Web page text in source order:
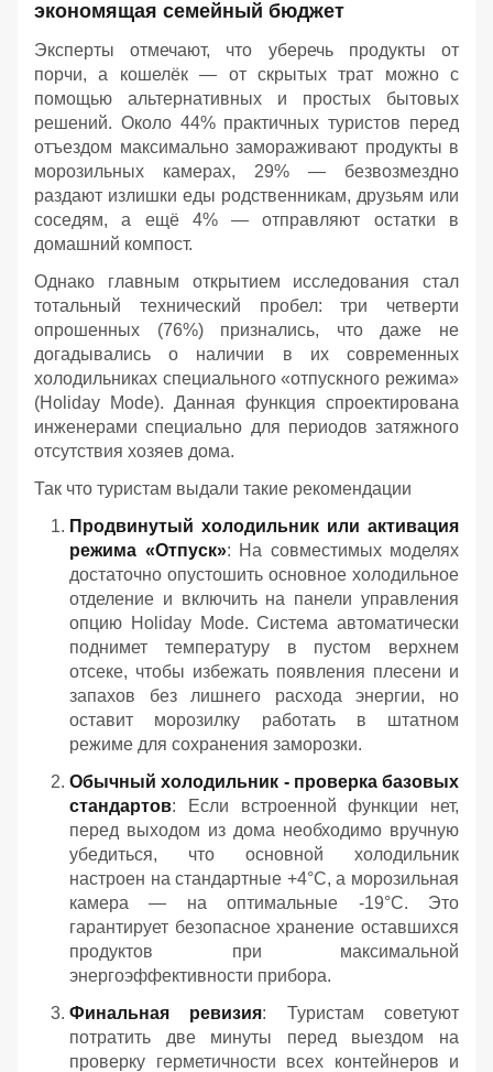
экономящая семейный бюджет
Эксперты отмечают, что уберечь продукты от
порчи, а кошелёк — от скрытых трат можно с
помощью альтернативных и простых бытовых
решений. Около 44% практичных туристов перед
отъездом максимально замораживают продукты в
морозильных камерах, 29% — безвозмездно
раздают излишки еды родственникам, друзьям или
соседям, а ещё 4% — отправляют остатки в
домашний компост.
Однако главным открытием исследования стал
тотальный технический пробел: три четверти
опрошенных (76%) признались, что даже не
догадывались о наличии в их современных
холодильниках специального «отпускного режима»
(Holiday Mode). Данная функция спроектирована
инженерами специально для периодов затяжного
отсутствия хозяев дома.
Так что туристам выдали такие рекомендации
Продвинутый холодильник или активация
режима «Отпуск»: На совместимых моделях
достаточно опустошить основное холодильное
отделение и включить на панели управления
опцию Holiday Mode. Система автоматически
поднимет температуру в пустом верхнем
отсеке, чтобы избежать появления плесени и
запахов без лишнего расхода энергии, но
оставит морозилку работать в штатном
режиме для сохранения заморозки.
Обычный холодильник - проверка базовых
стандартов: Если встроенной функции нет,
перед выходом из дома необходимо вручную
убедиться, что основной холодильник
настроен на стандартные +4°C, а морозильная
камера — на оптимальные -19°C. Это
гарантирует безопасное хранение оставшихся
продуктов при максимальной
энергоэффективности прибора.
Финальная ревизия: Туристам советуют
потратить две минуты перед выездом на
проверку герметичности всех контейнеров и